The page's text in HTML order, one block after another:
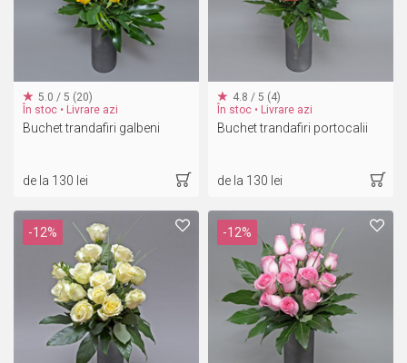
5.0 / 5 (20)
În stoc • Livrare azi
Buchet trandafiri galbeni
de la 130 lei
4.8 / 5 (4)
În stoc • Livrare azi
Buchet trandafiri portocalii
de la 130 lei
-12% -12%